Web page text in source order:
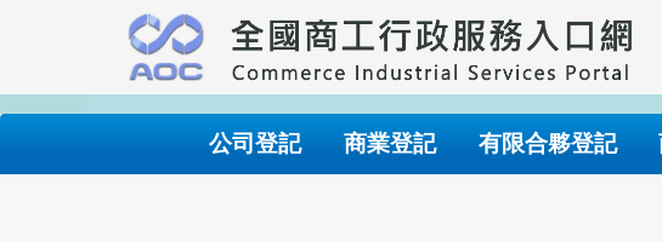
要
內
公司登記 商業登記 有限合夥登記